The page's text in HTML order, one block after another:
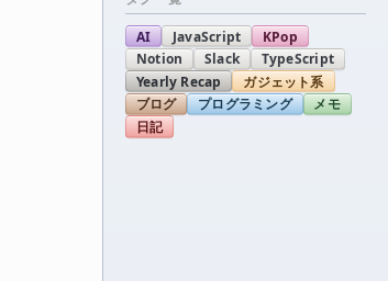
AI JavaScript
KPop
Notion
Slack
TypeScript
Yearly Recap
ガジェット系
ブログ
プログラミング
メモ
日記